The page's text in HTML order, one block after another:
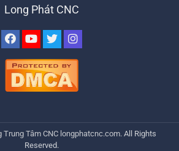
Long Phát CNC
Trung Tâm CNC longphatcnc.com. All Rights
Reserved.